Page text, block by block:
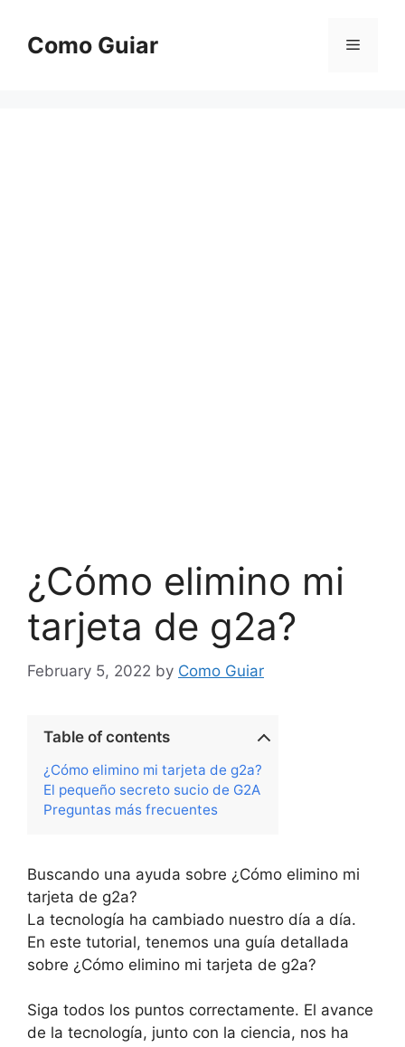
contentComo Guiar Menu
¿Cómo elimino mi
tarjeta de g2a?
February 5, 2022 by Como Guiar
Table of contents
¿Cómo elimino mi tarjeta de g2a?
El pequeño secreto sucio de G2A
Preguntas más frecuentes
Buscando una ayuda sobre ¿Cómo elimino mi
tarjeta de g2a?
La tecnología ha cambiado nuestro día a día.
En este tutorial, tenemos una guía detallada
sobre ¿Cómo elimino mi tarjeta de g2a?
Siga todos los puntos correctamente. El avance
de la tecnología, junto con la ciencia, nos ha